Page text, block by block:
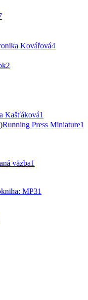
Kovářová4
2
Kašťáková1
Running Press Miniature1
väzba1
MP31